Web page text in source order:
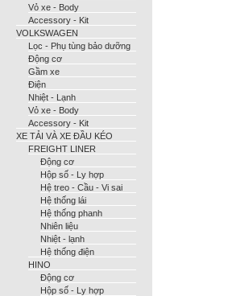
Vỏ xe - Body
Accessory - Kit
VOLKSWAGEN
Lọc - Phụ tùng bảo dưỡng
Động cơ
Gầm xe
Điện
Nhiệt - Lạnh
Vỏ xe - Body
Accessory - Kit
XE TẢI VÀ XE ĐẦU KÉO
FREIGHT LINER
Động cơ
Hộp số - Ly hợp
Hệ treo - Cầu - Vi sai
Hệ thống lái
Hệ thống phanh
Nhiên liệu
Nhiệt - lạnh
Hệ thống điện
HINO
Động cơ
Hộp số - Ly hợp